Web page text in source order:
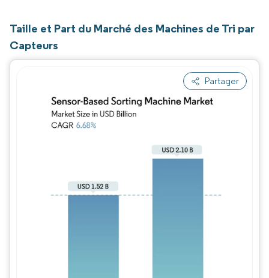
Taille et Part du Marché des Machines de Tri par
Capteurs
Partager